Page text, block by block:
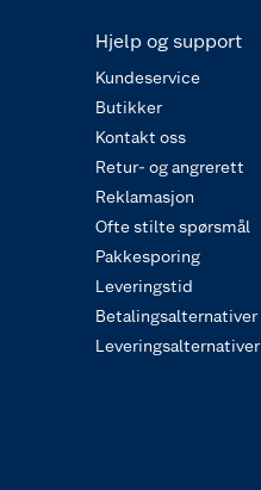
Hjelp og support
Kundeservice
Butikker
Kontakt oss
Retur- og angrerett
Reklamasjon
Ofte stilte spørsmål
Pakkesporing
Leveringstid
Betalingsalternativer
Leveringsalternativer